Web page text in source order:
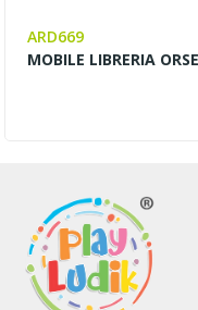
ARD669
MOBILE LIBRERIA